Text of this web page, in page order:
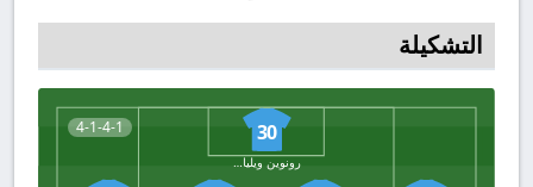
التشكيلة
4-1-4-1 30
رونوين ويليامز